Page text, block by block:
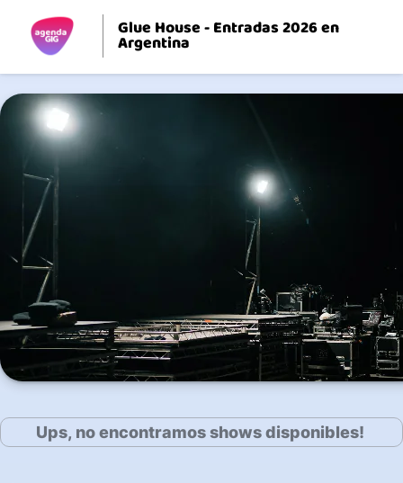
Glue House - Entradas 2026 en
Argentina
Ups, no encontramos shows disponibles!